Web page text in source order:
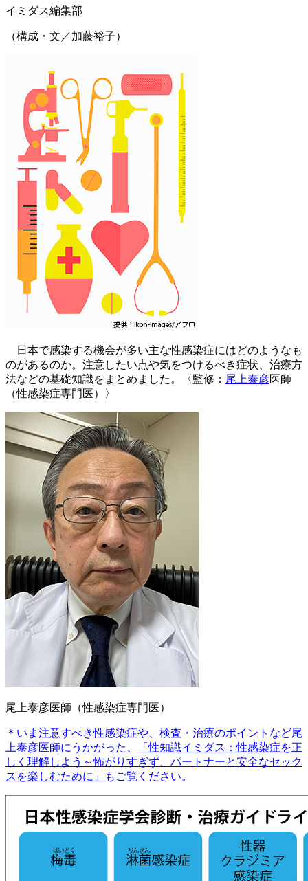
イミダス編集部
（構成・文／加藤裕子）
日本で感染する機会が多い主な性感染症にはどのようなも
のがあるのか。注意したい点や気をつけるべき症状、治療方
法などの基礎知識をまとめました。〈監修： 尾上泰彦医師
（性感染症専門医）〉
尾上泰彦医師（性感染症専門医）
＊いま注意すべき性感染症や、検査・治療のポイントなど尾
上泰彦医師にうかがった、
「性知識イミダス：性感染症を正
しく理解しよう～怖がりすぎず、パートナーと安全なセック
スを楽しむために」
もご覧ください。